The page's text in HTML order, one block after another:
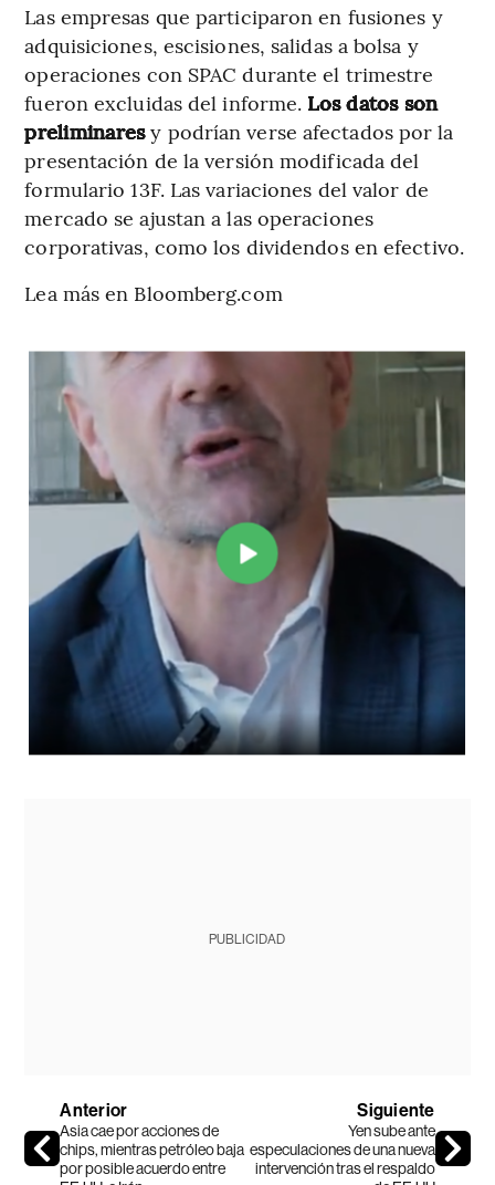
Las empresas que participaron en fusiones y
adquisiciones, escisiones, salidas a bolsa y
operaciones con SPAC durante el trimestre
fueron excluidas del informe. Los datos son
preliminaresy podrían verse afectados por la
presentación de la versión modificada del
formulario 13F. Las variaciones del valor de
mercado se ajustan a las operaciones
corporativas, como los dividendos en efectivo.
Lea más en Bloomberg.com
PUBLICIDAD
Anterior
Asia cae por acciones de
chips, mientras petróleo baja
por posible acuerdo entre
Siguiente
Yen sube ante
especulaciones de una nueva
intervención tras el respaldo